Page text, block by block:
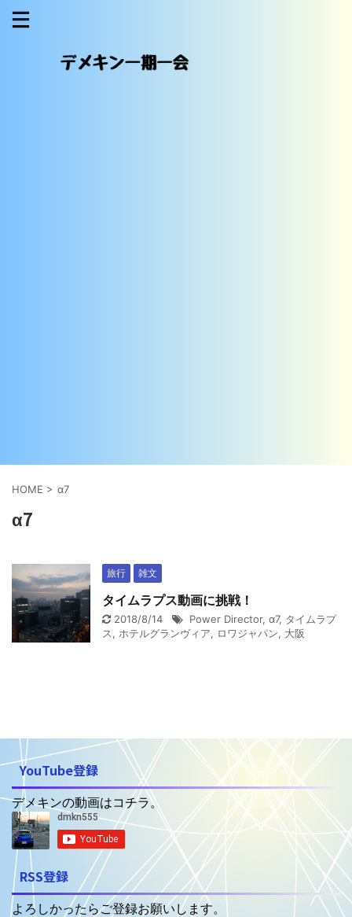
HOME > α7
α7
旅行 雑文
タイムラプス動画に挑戦！
2018/8/14 Power Director, α7, タイムラプ
ス, ホテルグランヴィア, ロワジャパン, 大阪
YouTube登録
デメキンの動画はコチラ。
RSS登録
よろしかったらご登録お願いします。